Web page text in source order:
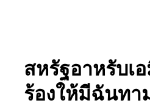
สหรัฐอาหรับเ
ร้องให้มีฉันทา